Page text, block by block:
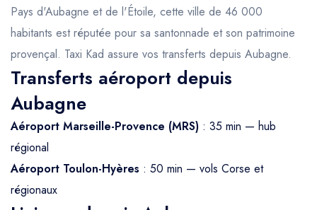
Pays d'Aubagne et de l'Étoile, cette ville de 46 000
habitants est réputée pour sa santonnade et son patrimoine
provençal. Taxi Kad assure vos transferts depuis Aubagne.
Transferts aéroport depuis
Aubagne
Aéroport Marseille-Provence (MRS) : 35 min — hub
régional
Aéroport Toulon-Hyères : 50 min — vols Corse et
régionaux